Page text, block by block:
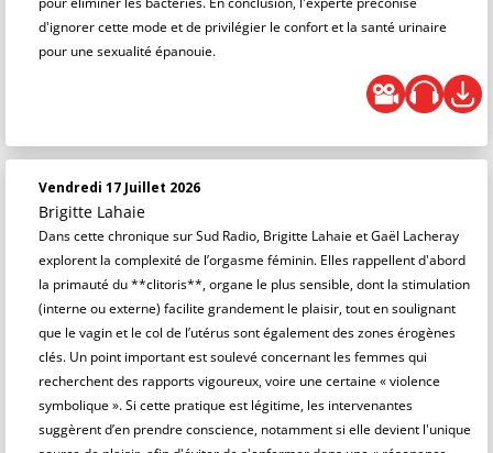
d'ignorer cette mode et de privilégier le confort et la santé urinaire
pour une sexualité épanouie.
Vendredi 17 Juillet 2026
Brigitte Lahaie
Dans cette chronique sur Sud Radio, Brigitte Lahaie et Gaël Lacheray
explorent la complexité de l’orgasme féminin. Elles rappellent d'abord
la primauté du **clitoris**, organe le plus sensible, dont la stimulation
(interne ou externe) facilite grandement le plaisir, tout en soulignant
que le vagin et le col de l’utérus sont également des zones érogènes
clés. Un point important est soulevé concernant les femmes qui
recherchent des rapports vigoureux, voire une certaine « violence
symbolique ». Si cette pratique est légitime, les intervenantes
suggèrent d’en prendre conscience, notamment si elle devient l'unique